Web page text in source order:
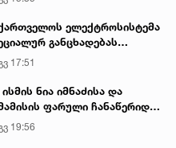
ელექტროსისტემა
განცხადებას
17:51
ნია იმნაძისა და
ფარული ჩანაწერიდან
ავალიანის მკვლელობის
19:56